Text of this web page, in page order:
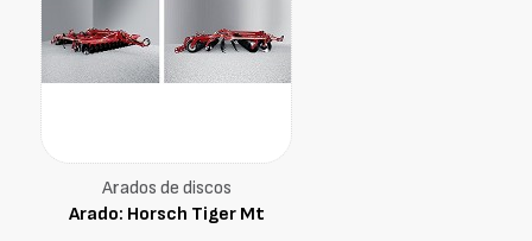
Arados de discos
Arado: Horsch Tiger Mt